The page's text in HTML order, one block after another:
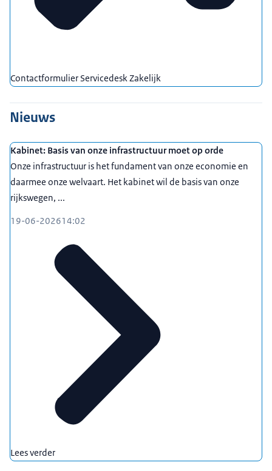
Contactformulier Servicedesk Zakelijk
Nieuws
Kabinet: Basis van onze infrastructuur moet op orde
Onze infrastructuur is het fundament van onze economie en
daarmee onze welvaart. Het kabinet wil de basis van onze
rijkswegen, ...
19-06-202614:02
Lees verder